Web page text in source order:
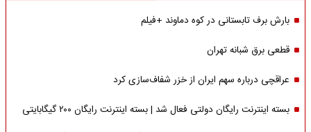
بارش برف تابستانی در کوه دماوند +فیلم
قطعی برق شبانه تهران
عراقچی درباره سهم ایران از خزر شفاف‌سازی کرد
بسته اینترنت رایگان دولتی فعال شد | بسته اینترنت رایگان ۲۰۰ گیگابایتی